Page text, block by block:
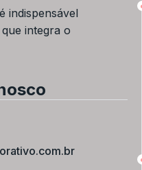
indispensável
integra o